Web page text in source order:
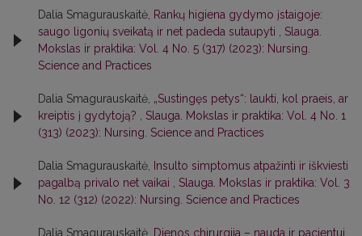
Dalia Smagurauskaitė, Rankų higiena gydymo įstaigoje:
saugo ligonių sveikatą ir net padeda sutaupyti , Slauga.
Mokslas ir praktika: Vol. 4 No. 5 (317) (2023): Nursing.
Science and Practices
Dalia Smagurauskaitė, „Sustingęs petys“: laukti, kol praeis, ar
kreiptis į gydytoją? , Slauga. Mokslas ir praktika: Vol. 4 No. 1
(313) (2023): Nursing. Science and Practices
Dalia Smagurauskaitė, Insulto simptomus atpažinti ir iškviesti
pagalbą privalo net vaikai , Slauga. Mokslas ir praktika: Vol. 3
No. 12 (312) (2022): Nursing. Science and Practices
Dalia Smagurauskaitė, Dienos chirurgija – nauda ir pacientui,